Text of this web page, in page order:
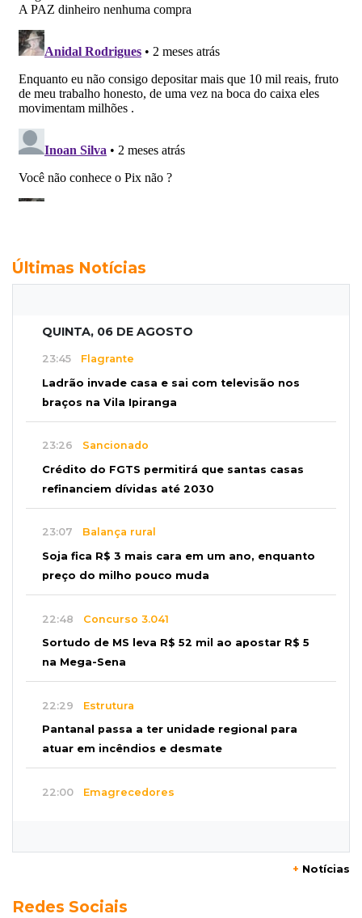
Últimas Notícias
QUINTA, 06 DE AGOSTO
23:45 Flagrante
Ladrão invade casa e sai com televisão nos
braços na Vila Ipiranga
23:26 Sancionado
Crédito do FGTS permitirá que santas casas
refinanciem dívidas até 2030
23:07 Balança rural
Soja fica R$ 3 mais cara em um ano, enquanto
preço do milho pouco muda
22:48 Concurso 3.041
Sortudo de MS leva R$ 52 mil ao apostar R$ 5
na Mega-Sena
22:29 Estrutura
Pantanal passa a ter unidade regional para
atuar em incêndios e desmate
22:00 Emagrecedores
Granizo danifica telhados e plantações
+ Notícias
Redes Sociais